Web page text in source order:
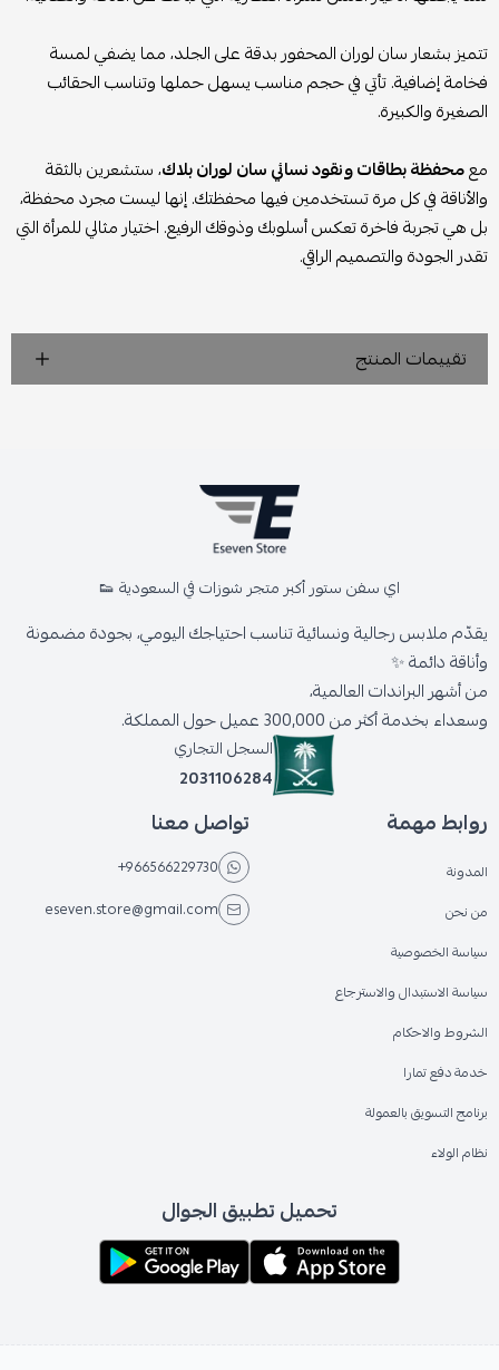
تتميز بشعار سان لوران المحفور بدقة على الجلد، مما يضفي لمسة
فخامة إضافية. تأتي في حجم مناسب يسهل حملها وتناسب الحقائب
الصغيرة والكبيرة.
معمحفظة بطاقات ونقود نسائي سان لوران بلاك، ستشعرين بالثقة
والأناقة في كل مرة تستخدمين فيها محفظتك. إنها ليست مجرد محفظة،
بل هي تجربة فاخرة تعكس أسلوبك وذوقك الرفيع. اختيار مثالي للمرأة التي
تقدر الجودة والتصميم الراقي.
تقييمات المنتج
اي سفن ستور أكبر متجر شوزات في السعودية 👟
يقدّم ملابس رجالية ونسائية تناسب احتياجك اليومي، بجودة مضمونة
وأناقة دائمة ✨
من أشهر البراندات العالمية،
وسعداء بخدمة أكثر من 300,000 عميل حول المملكة.
السجل التجاري
2031106284
روابط مهمة
المدونة
من نحن
سياسة الخصوصية
سياسة الاستبدال والاسترجاع
الشروط والاحكام
خدمة دفع تمارا
برنامج التسويق بالعمولة
نظام الولاء
تواصل معنا
+966566229730
eseven.store@gmail.com
تحميل تطبيق الجوال